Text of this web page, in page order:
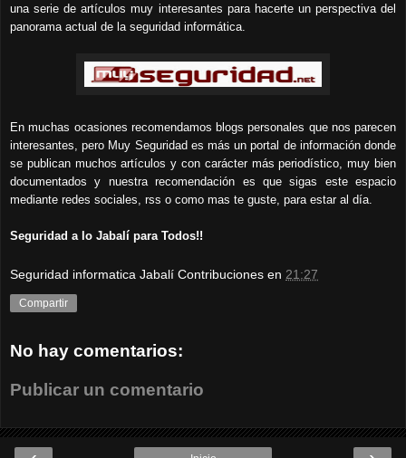
una serie de artículos muy interesantes para hacerte un perspectiva del
panorama actual de la seguridad informática.
En muchas ocasiones recomendamos blogs personales que nos parecen
interesantes, pero Muy Seguridad es más un portal de información donde
se publican muchos artículos y con carácter más periodístico, muy bien
documentados y nuestra recomendación es que sigas este espacio
mediante redes sociales, rss o como mas te guste, para estar al día.
Seguridad a lo Jabalí para Todos!!
Seguridad informatica Jabalí Contribuciones en 21:27
Compartir
No hay comentarios:
Publicar un comentario